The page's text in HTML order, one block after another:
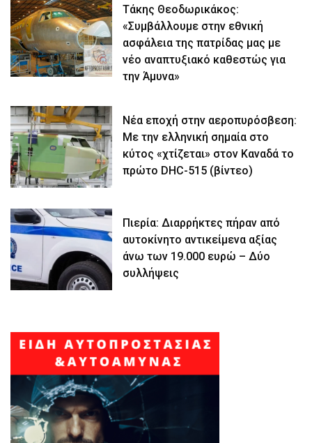
Τάκης Θεοδωρικάκος:
«Συμβάλλουμε στην εθνική
ασφάλεια της πατρίδας μας με
νέο αναπτυξιακό καθεστώς για
την Άμυνα»
Νέα εποχή στην αεροπυρόσβεση:
Με την ελληνική σημαία στο
κύτος «χτίζεται» στον Καναδά το
πρώτο DHC-515 (βίντεο)
Πιερία: Διαρρήκτες πήραν από
αυτοκίνητο αντικείμενα αξίας
άνω των 19.000 ευρώ – Δύο
συλλήψεις